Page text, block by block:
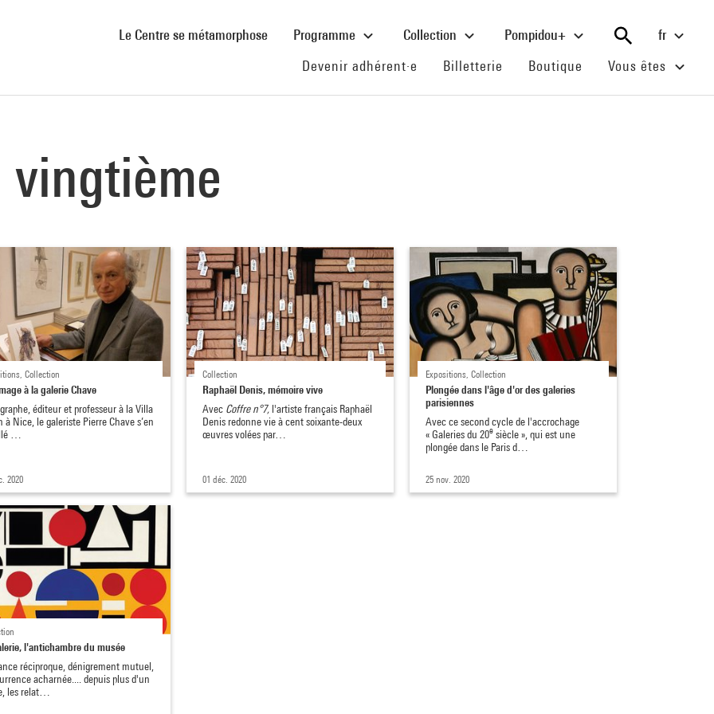
Le Centre se métamorphose(current)Programme Collection Pompidou+
fr
Devenir adhérent·e (current)
Billetterie (current)
Boutique (current)
Vous êtes
vingtième
Collection
à la galerie Chave
éditeur et professeur à la Villa
à Nice, le galeriste Pierre Chave s’en
…
2020
Collection
Raphaël Denis, mémoire vive
Avec Coffre n°7, l'artiste français Raphaël
Denis redonne vie à cent soixante-deux
œuvres volées par…
01 déc. 2020
Expositions, Collection
Plongée dans l'âge d'or des galeries
parisiennes
Avec ce second cycle de l'accrochage
« Galeries du 20e siècle », qui est une
plongée dans le Paris d…
25 nov. 2020
l'antichambre du musée
réciproque, dénigrement mutuel,
acharnée.... depuis plus d'un
les relat…